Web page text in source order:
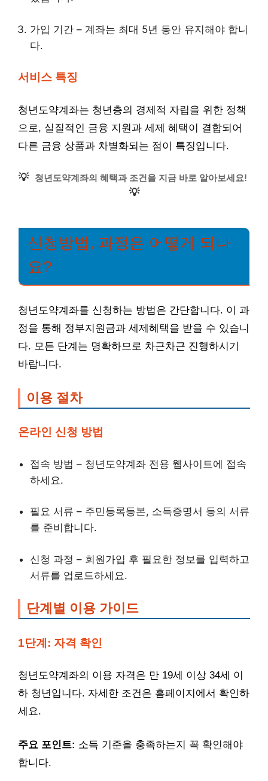
가입 기간 – 계좌는 최대 5년 동안 유지해야 합니
다.
서비스 특징
청년도약계좌는 청년층의 경제적 자립을 위한 정책
으로, 실질적인 금융 지원과 세제 혜택이 결합되어
다른 금융 상품과 차별화되는 점이 특징입니다.
💡 청년도약계좌의 혜택과 조건을 지금 바로 알아보세요!
💡
신청방법, 과정은 어떻게 되나
요?
청년도약계좌를 신청하는 방법은 간단합니다. 이 과
정을 통해 정부지원금과 세제혜택을 받을 수 있습니
다. 모든 단계는 명확하므로 차근차근 진행하시기
바랍니다.
이용 절차
온라인 신청 방법
접속 방법 – 청년도약계좌 전용 웹사이트에 접속
하세요.
필요 서류 – 주민등록등본, 소득증명서 등의 서류
를 준비합니다.
신청 과정 – 회원가입 후 필요한 정보를 입력하고
서류를 업로드하세요.
단계별 이용 가이드
1단계: 자격 확인
청년도약계좌의 이용 자격은 만 19세 이상 34세 이
하 청년입니다. 자세한 조건은 홈페이지에서 확인하
세요.
주요 포인트: 소득 기준을 충족하는지 꼭 확인해야
합니다.